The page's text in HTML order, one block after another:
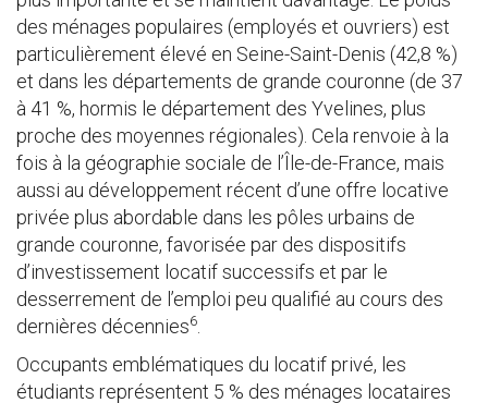
des ménages populaires (employés et ouvriers) est
particulièrement élevé en Seine-Saint-Denis (42,8 %)
et dans les départements de grande couronne (de 37
à 41 %, hormis le département des Yvelines, plus
proche des moyennes régionales). Cela renvoie à la
fois à la géographie sociale de l’Île-de-France, mais
aussi au développement récent d’une offre locative
privée plus abordable dans les pôles urbains de
grande couronne, favorisée par des dispositifs
d’investissement locatif successifs et par le
desserrement de l’emploi peu qualifié au cours des
dernières décennies6
Occupants emblématiques du locatif privé, les
étudiants représentent 5 % des ménages locataires